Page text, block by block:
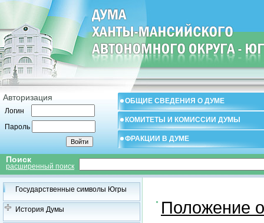
Авторизация
Логин
Пароль
ОБЩИЕ СВЕДЕНИЯ О ДУМЕ
КОМИТЕТЫ И КОМИССИИ ДУМЫ
ФРАКЦИИ В ДУМЕ
Поиск
расширенный поиск
Государственные символы Югры
История Думы
Положение